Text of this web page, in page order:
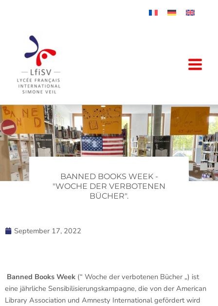
BANNED BOOKS WEEK -
"WOCHE DER VERBOTENEN
BÜCHER".
September 17, 2022
Banned Books Week (“ Woche der verbotenen Bücher „) ist
eine jährliche Sensibilisierungskampagne, die von der American
Library Association und Amnesty International gefördert wird